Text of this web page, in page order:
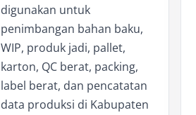
digunakan untuk
penimbangan bahan baku,
WIP, produk jadi, pallet,
karton, QC berat, packing,
label berat, dan pencatatan
data produksi di Kabupaten